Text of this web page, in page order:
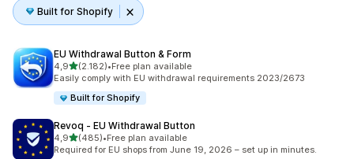
Built for Shopify
EU Withdrawal Button & Form
4,95 yıldız üzerinden
(2.182)
toplam 2182 değerlendirme
•Free plan available
Easily comply with EU withdrawal requirements 2023/2673
Built for Shopify
Revoq ‑ EU Withdrawal Button
4,95 yıldız üzerinden
(485)
toplam 485 değerlendirme
•Free plan available
Required for EU shops from June 19, 2026 – set up in minutes.